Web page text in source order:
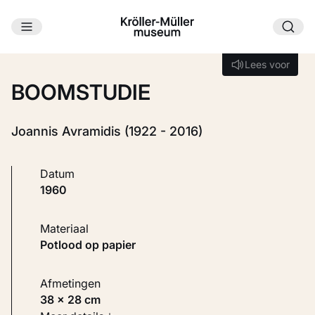
Ga naar hoofdinhoud
Lees voor
Lees voor
BOOMSTUDIE
Joannis Avramidis (1922 - 2016)
Datum
1960
Materiaal
Potlood op papier
Afmetingen
38 × 28 cm